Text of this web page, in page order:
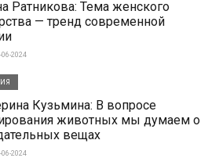
Ратникова: Тема женского
— тренд современной
06-2024
Кузьмина: В вопросе
животных мы думаем о
вещах
06-2024